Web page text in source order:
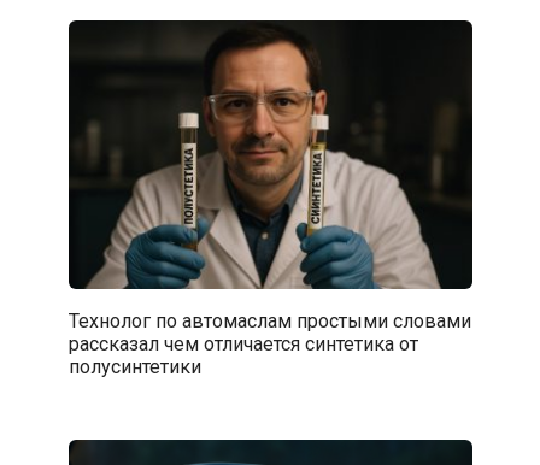
Технолог по автомаслам простыми словами
рассказал чем отличается синтетика от
полусинтетики